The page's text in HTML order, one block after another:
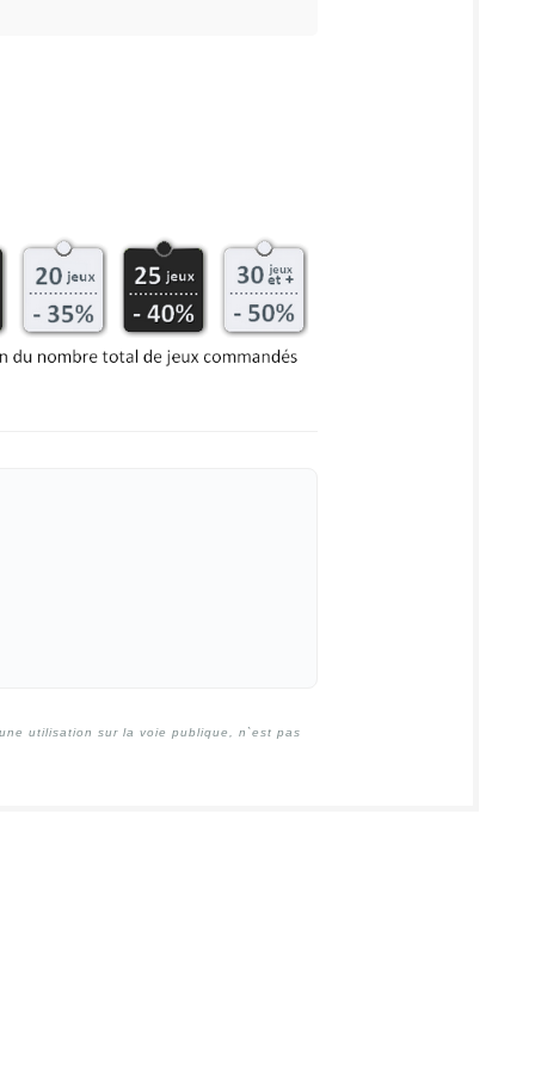
utilisation sur la voie publique, n`est pas